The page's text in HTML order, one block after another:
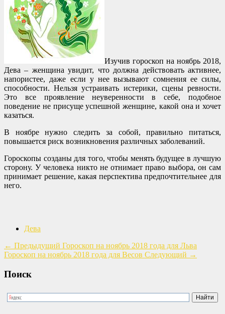
Изучив гороскоп на ноябрь 2018,
Дева – женщина увидит, что должна действовать активнее,
напористее, даже если у нее вызывают сомнения ее силы,
способности. Нельзя устраивать истерики, сцены ревности.
Это все проявление неуверенности в себе, подобное
поведение не присуще успешной женщине, какой она и хочет
казаться.
В ноябре нужно следить за собой, правильно питаться,
повышается риск возникновения различных заболеваний.
Гороскопы созданы для того, чтобы менять будущее в лучшую
сторону. У человека никто не отнимает право выбора, он сам
принимает решение, какая перспектива предпочтительнее для
него.
Дева
← Предыдущий Гороскоп на ноябрь 2018 года для Льва
Гороскоп на ноябрь 2018 года для Весов Следующий →
Поиск